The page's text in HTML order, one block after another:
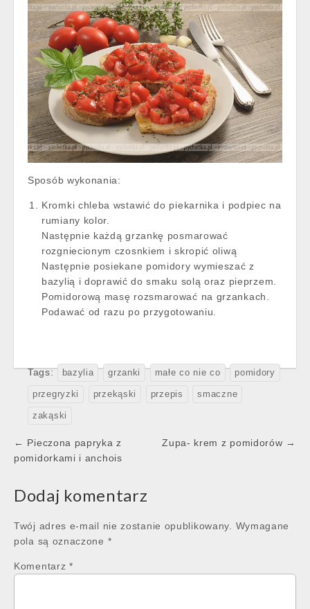
Sposób wykonania:
Kromki chleba wstawić do piekarnika i podpiec na
rumiany kolor.
Następnie każdą grzankę posmarować
rozgniecionym czosnkiem i skropić oliwą
Następnie posiekane pomidory wymieszać z
bazylią i doprawić do smaku solą oraz pieprzem.
Pomidorową masę rozsmarować na grzankach.
Podawać od razu po przygotowaniu.
Tags: bazylia grzanki małe co nie co pomidory
przegryzki przekąski przepis smaczne
zakąski
Post
navigation
← Pieczona papryka z
pomidorkami i anchois
Zupa- krem z pomidorów →
Dodaj komentarz
Twój adres e-mail nie zostanie opublikowany.
Wymagane
pola są oznaczone *
Komentarz *